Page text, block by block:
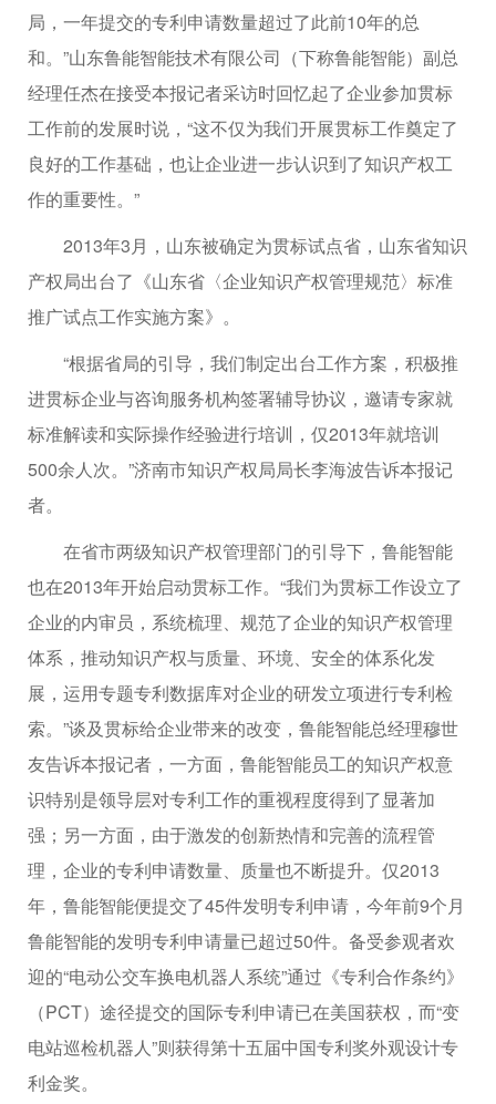
局，一年提交的专利申请数量超过了此前10年的总
和。”山东鲁能智能技术有限公司（下称鲁能智能）副总
经理任杰在接受本报记者采访时回忆起了企业参加贯标
工作前的发展时说，“这不仅为我们开展贯标工作奠定了
良好的工作基础，也让企业进一步认识到了知识产权工
作的重要性。”
2013年3月，山东被确定为贯标试点省，山东省知识
产权局出台了《山东省〈企业知识产权管理规范〉标准
推广试点工作实施方案》。
“根据省局的引导，我们制定出台工作方案，积极推
进贯标企业与咨询服务机构签署辅导协议，邀请专家就
标准解读和实际操作经验进行培训，仅2013年就培训
500余人次。”济南市知识产权局局长李海波告诉本报记
者。
在省市两级知识产权管理部门的引导下，鲁能智能
也在2013年开始启动贯标工作。“我们为贯标工作设立了
企业的内审员，系统梳理、规范了企业的知识产权管理
体系，推动知识产权与质量、环境、安全的体系化发
展，运用专题专利数据库对企业的研发立项进行专利检
索。”谈及贯标给企业带来的改变，鲁能智能总经理穆世
友告诉本报记者，一方面，鲁能智能员工的知识产权意
识特别是领导层对专利工作的重视程度得到了显著加
强；另一方面，由于激发的创新热情和完善的流程管
理，企业的专利申请数量、质量也不断提升。仅2013
年，鲁能智能便提交了45件发明专利申请，今年前9个月
鲁能智能的发明专利申请量已超过50件。备受参观者欢
迎的“电动公交车换电机器人系统”通过《专利合作条约》
（PCT）途径提交的国际专利申请已在美国获权，而“变
电站巡检机器人”则获得第十五届中国专利奖外观设计专
利金奖。